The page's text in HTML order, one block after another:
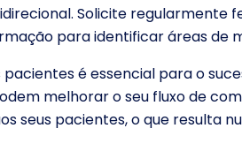
Solicite regularmente
para identificar áreas de
é essencial para o
melhorar o seu fluxo de
seus pacientes, o que resulta